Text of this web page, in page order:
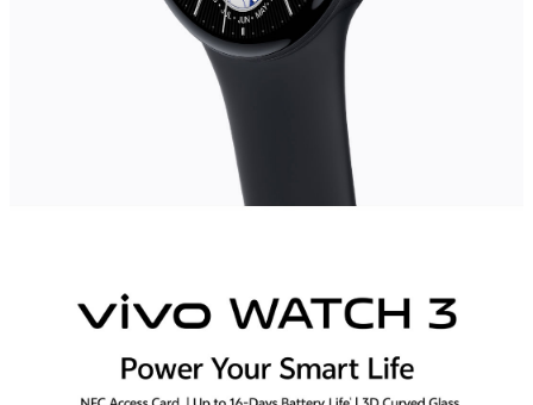
Indonesia | Pilih negara/wilayah